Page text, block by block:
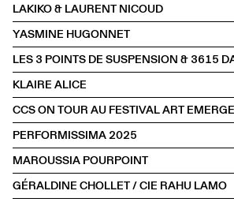
LAKIKO & LAURENT NICOUD
YASMINE HUGONNET
KLAIRE ALICE
PERFORMISSIMA 2025
MAROUSSIA POURPOINT
GÉRALDINE CHOLLET / CIE RAHU LAMO